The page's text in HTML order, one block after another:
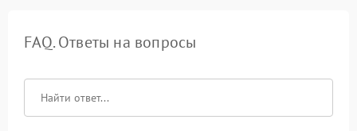
FAQ. Ответы на вопросы